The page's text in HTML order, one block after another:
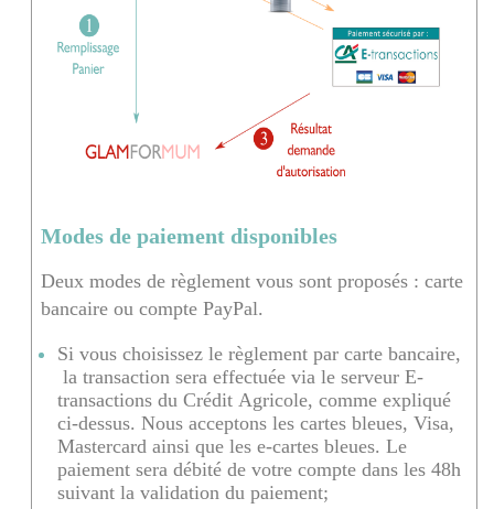
Modes de paiement disponibles
Deux modes de règlement vous sont proposés : carte
bancaire ou compte PayPal.
Si vous choisissez le règlement par carte bancaire,
la transaction sera effectuée via le serveur E-
transactions du Crédit Agricole, comme expliqué
ci-dessus. Nous acceptons les cartes bleues, Visa,
Mastercard ainsi que les e-cartes bleues. Le
paiement sera débité de votre compte dans les 48h
suivant la validation du paiement;